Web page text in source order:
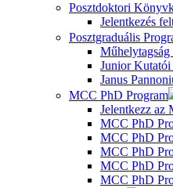
Posztdoktori
Jelentkezés
Posztgraduális
Műhelytagság
Junior Kutatói
Janus
MCC PhD Program
Jelentkezz az
MCC PhD
MCC PhD
MCC PhD
MCC PhD
MCC PhD